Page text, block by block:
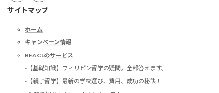
サイトマップ
ホーム
キャンペーン情報
BEACLのサービス
-【基礎知識】フィリピン留学の疑問。全部答えます。
-【親子留学】最新の学校選び、費用、成功の秘訣！